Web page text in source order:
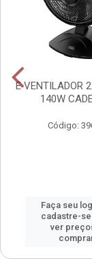
E VENTILADOR
140W
Código:
Faça seu
cadastre-
ver